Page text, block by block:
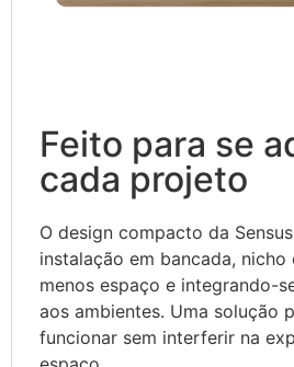
Feito para se
cada projeto
O design compacto da
instalação em bancada,
menos espaço e integrando-
aos ambientes. Uma solução
funcionar sem interferir na